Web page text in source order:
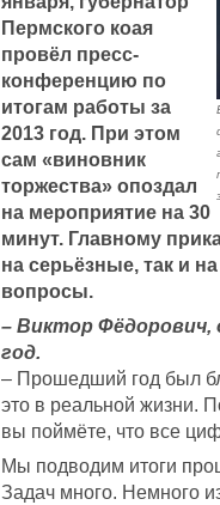
Пермского коая
провёл пресс-
конференцию по
итогам работы за
2013 год. При этом
сам «виновник
торжества» опоздал
на мероприятие на 30
минут. Главному
на серьёзные, так и
вопросы.
– Виктор
год.
– Прошедший год был
это в реальной жизни.
вы поймёте, что все
Мы подводим итоги
Задач много. Немного